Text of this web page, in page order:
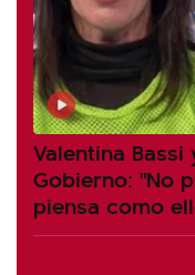
Valentina
Gobierno: "No
piensa como